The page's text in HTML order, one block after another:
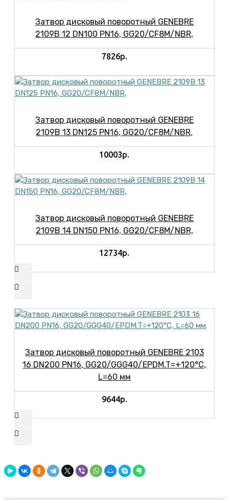
Затвор дисковый поворотный GENEBRE
2109B 12 DN100 PN16, GG20/CF8M/NBR,
7826р.
Затвор дисковый поворотный GENEBRE
2109B 13 DN125 PN16, GG20/CF8M/NBR,
10003р.
Затвор дисковый поворотный GENEBRE
2109B 14 DN150 PN16, GG20/CF8M/NBR,
12734р.
Затвор дисковый поворотный GENEBRE 2103
16 DN200 PN16, GG20/GGG40/EPDM.T=+120°С,
L=60 мм
9644р.